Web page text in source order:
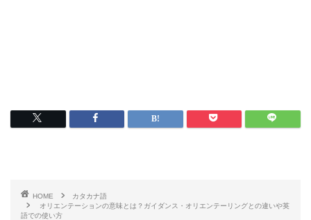
HOME
カタカナ語
オリエンテーションの意味とは？ガイダンス・オリエンテーリングとの違いや英
語での使い方